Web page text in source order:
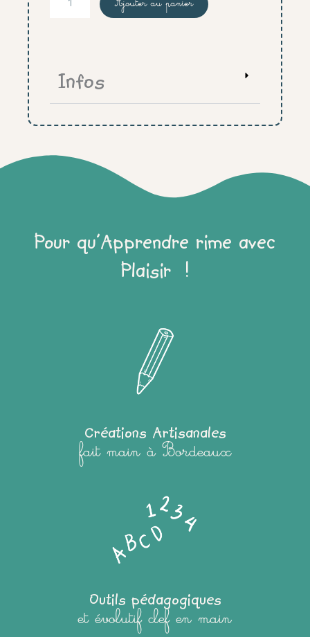
Infos
Pour qu'Apprendre rime avec
Plaisir !
Créations Artisanales
fait main à Bordeaux
Outils pédagogiques
et évolutif clef en main